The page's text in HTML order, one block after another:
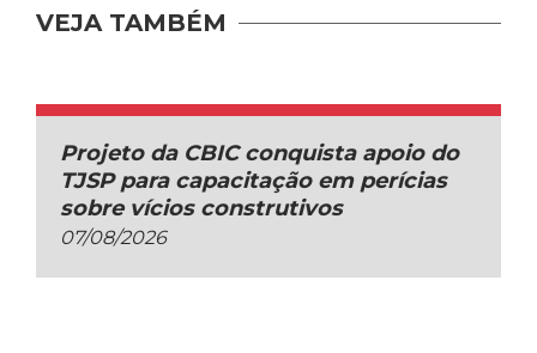
VEJA TAMBÉM
Projeto da CBIC conquista apoio do
TJSP para capacitação em perícias
sobre vícios construtivos
07/08/2026